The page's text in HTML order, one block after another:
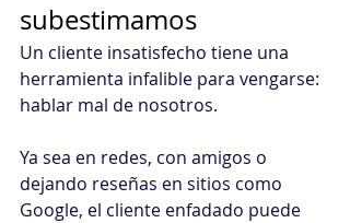
subestimamos
Un cliente insatisfecho tiene una
herramienta infalible para vengarse:
hablar mal de nosotros.
Ya sea en redes, con amigos o
dejando reseñas en sitios como
Google, el cliente enfadado puede